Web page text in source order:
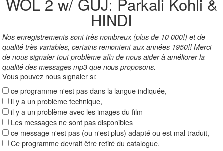
HINDI
Nos enregistrements sont très nombreux (plus de 10 000!) et de
qualité très variables, certains remontent aux années 1950!! Merci
de nous signaler tout problème afin de nous aider à améliorer la
qualité des messages mp3 que nous proposons.
Vous pouvez nous signaler si:
ce programme n'est pas dans la langue indiquée,
il y a un problème technique,
il y a un problème avec les images du film
Les messages ne sont pas disponibles
ce message n'est pas (ou n'est plus) adapté ou est mal traduit,
Ce programme devrait être retiré du catalogue.